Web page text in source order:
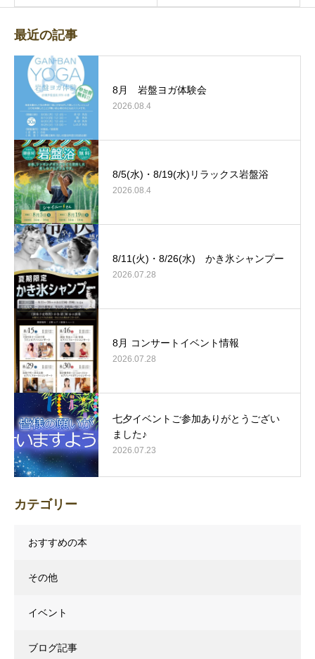
最近の記事
8月 岩盤ヨガ体験会
2026.08.4
8/5(水)・8/19(水)リラックス岩盤浴
2026.08.4
8/11(火)・8/26(水) かき氷シャンプー
2026.07.28
8月 コンサートイベント情報
2026.07.28
七夕イベントご参加ありがとうござい
ました♪
2026.07.23
カテゴリー
おすすめの本
その他
イベント
ブログ記事